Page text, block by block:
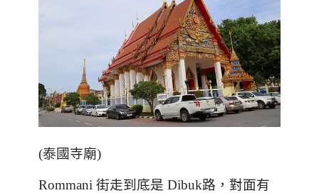
(泰國寺廟)
Rommani 街走到底是 Dibuk路，對面有